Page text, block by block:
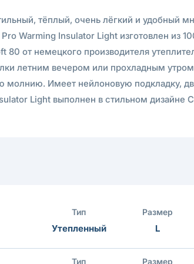
тёплый, очень лёгкий и удобный
Warming Insulator Light изготовлен из
80 от немецкого производителя
летним вечером или прохладным
молнию. Имеет нейлоновую подкладку,
Light выполнен в стильном дизайне
Тип
Утепленный
Размер
L
Тип Размер